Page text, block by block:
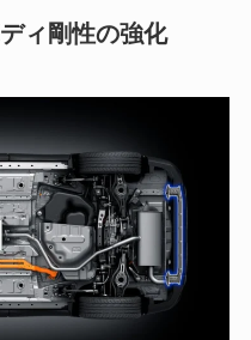
ィ剛性の強化